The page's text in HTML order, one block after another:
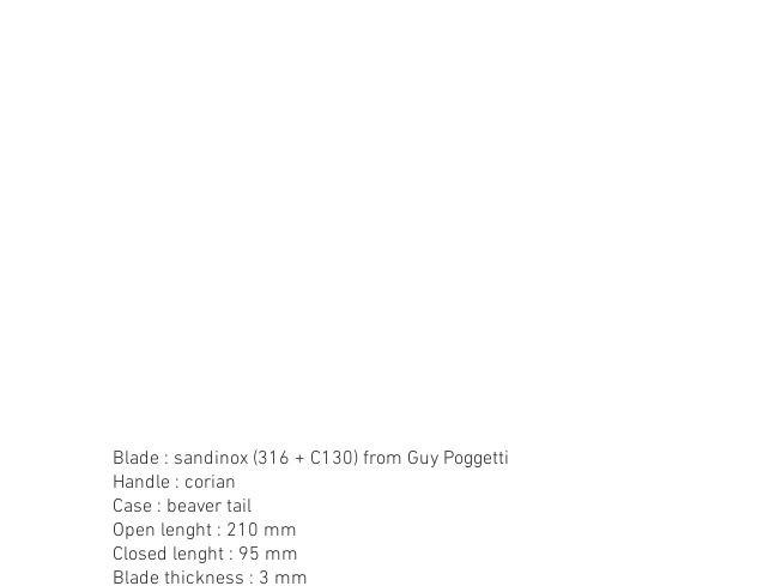
Blade : sandinox (316 + C130) from Guy Poggetti
Handle : corian
Case : beaver tail
Open lenght : 210 mm
Closed lenght : 95 mm
Blade thickness : 3 mm